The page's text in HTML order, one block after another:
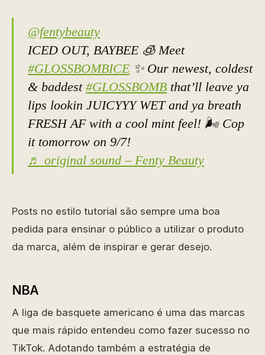
@fentybeauty
ICED OUT, BAYBEE 🧊 Meet
#GLOSSBOMBICE ✨ Our newest, coldest
& baddest #GLOSSBOMB that’ll leave ya
lips lookin JUICYYY WET and ya breath
FRESH AF with a cool mint feel! 🌬 Cop
it tomorrow on 9/7!
♬ original sound – Fenty Beauty
Posts no estilo tutorial são sempre uma boa
pedida para ensinar o público a utilizar o produto
da marca, além de inspirar e gerar desejo.
NBA
A liga de basquete americano é uma das marcas
que mais rápido entendeu como fazer sucesso no
TikTok. Adotando também a estratégia de